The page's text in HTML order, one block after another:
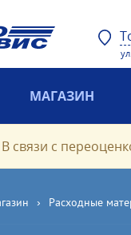
МАГАЗИН
В связи с
› Расходные